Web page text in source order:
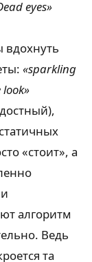
eyes»
вдохнуть
«sparkling
look»
«стоит», а
алгоритм
Ведь
та